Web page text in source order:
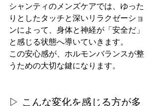
シャンティのメンズケアでは、ゆった
りとしたタッチと深いリラクゼーショ
ンによって、身体と神経が「安全だ」
と感じる状態へ導いていきます。
この安心感が、ホルモンバランスが整
うための大切な鍵になります。
▷ こんな変化を感じる方が多